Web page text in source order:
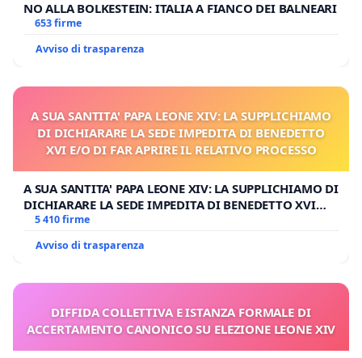
NO ALLA BOLKESTEIN: ITALIA A FIANCO DEI BALNEARI
653 firme
Avviso di trasparenza
A SUA SANTITA' PAPA LEONE XIV: LA SUPPLICHIAMO
DI DICHIARARE LA SEDE IMPEDITA DI BENEDETTO
XVI E/O DI FAR APRIRE IL RELATIVO PROCESSO
A SUA SANTITA' PAPA LEONE XIV: LA SUPPLICHIAMO DI
DICHIARARE LA SEDE IMPEDITA DI BENEDETTO XVI
E/O DI FAR APRIRE IL RELATIVO PROCESSO
5 410 firme
Avviso di trasparenza
DIFFIDA COLLETTIVA E ISTANZA FORMALE DI
ACCERTAMENTO CANONICO SU ELEZIONE LEONE XIV